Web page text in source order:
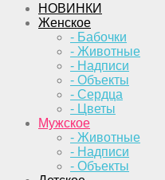
НОВИНКИ
Женское
- Бабочки
- Животные
- Надписи
- Объекты
- Сердца
- Цветы
Мужское
- Животные
- Надписи
- Объекты